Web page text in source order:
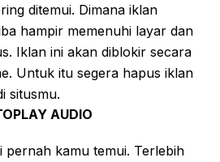
ditemui. Dimana iklan
hampir memenuhi layar dan
Iklan ini akan diblokir secara
Untuk itu segera hapus iklan
situsmu.
AUDIO
pernah kamu temui. Terlebih